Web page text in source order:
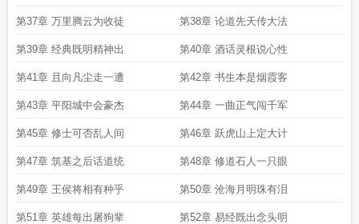
第37章 万里腾云为收徒 第38章 论道先天传大法
第39章 经典既明精神出 第40章 酒话灵根说心性
第41章 且向凡尘走一遭 第42章 书生本是烟霞客
第43章 平阳城中会豪杰 第44章 一曲正气闯千军
第45章 修士可否乱人间 第46章 跃虎山上定大计
第47章 筑基之后话道统 第48章 修道石人一只眼
第49章 王侯将相有种乎 第50章 沧海月明珠有泪
第51章 英雄每出屠狗辈 第52章 易经既出念头明